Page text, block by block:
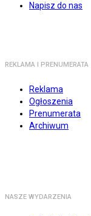
Napisz do nas
REKLAMA I PRENUMERATA
Reklama
Ogłoszenia
Prenumerata
Archiwum
NASZE WYDARZENIA